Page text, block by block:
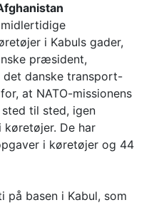
i Kabuls gader,
præsident,
danske transport-
at NATO-missionens
til sted, igen
De har
i køretøjer og 44
basen i Kabul, som